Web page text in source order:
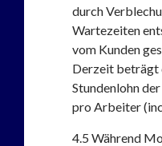
durch
Wartezeiten
vom Kunden
Derzeit beträgt
Stundenlohn
pro Arbeiter
4.5 Während